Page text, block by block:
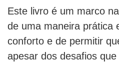
Este livro é um marco
de uma maneira prática
conforto e de permitir
apesar dos desafios